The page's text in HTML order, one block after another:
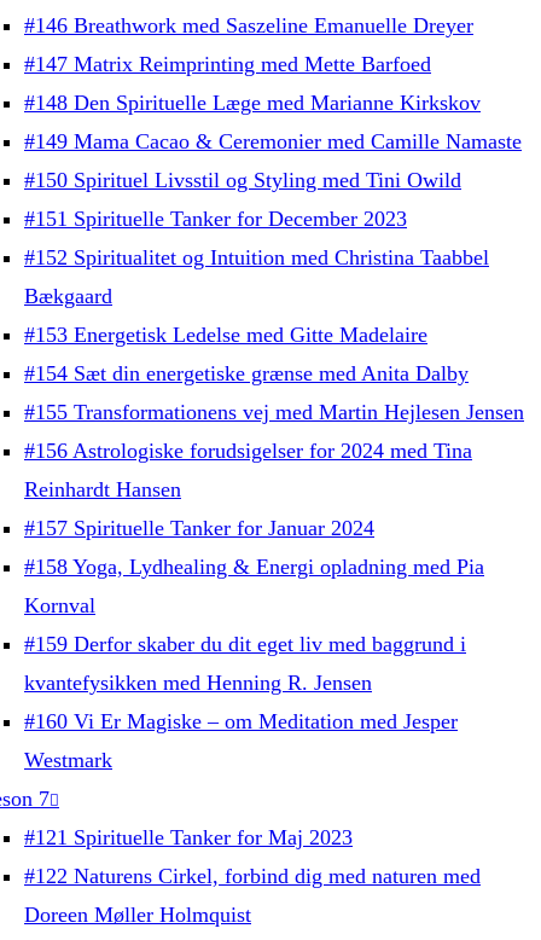
#146 Breathwork med Saszeline Emanuelle Dreyer
#147 Matrix Reimprinting med Mette Barfoed
#148 Den Spirituelle Læge med Marianne Kirkskov
#149 Mama Cacao & Ceremonier med Camille Namaste
#150 Spirituel Livsstil og Styling med Tini Owild
#151 Spirituelle Tanker for December 2023
#152 Spiritualitet og Intuition med Christina Taabbel
Bækgaard
#153 Energetisk Ledelse med Gitte Madelaire
#154 Sæt din energetiske grænse med Anita Dalby
#155 Transformationens vej med Martin Hejlesen Jensen
#156 Astrologiske forudsigelser for 2024 med Tina
Reinhardt Hansen
#157 Spirituelle Tanker for Januar 2024
#158 Yoga, Lydhealing & Energi opladning med Pia
Kornval
#159 Derfor skaber du dit eget liv med baggrund i
kvantefysikken med Henning R. Jensen
#160 Vi Er Magiske – om Meditation med Jesper
Westmark
7
#121 Spirituelle Tanker for Maj 2023
#122 Naturens Cirkel, forbind dig med naturen med
Doreen Møller Holmquist